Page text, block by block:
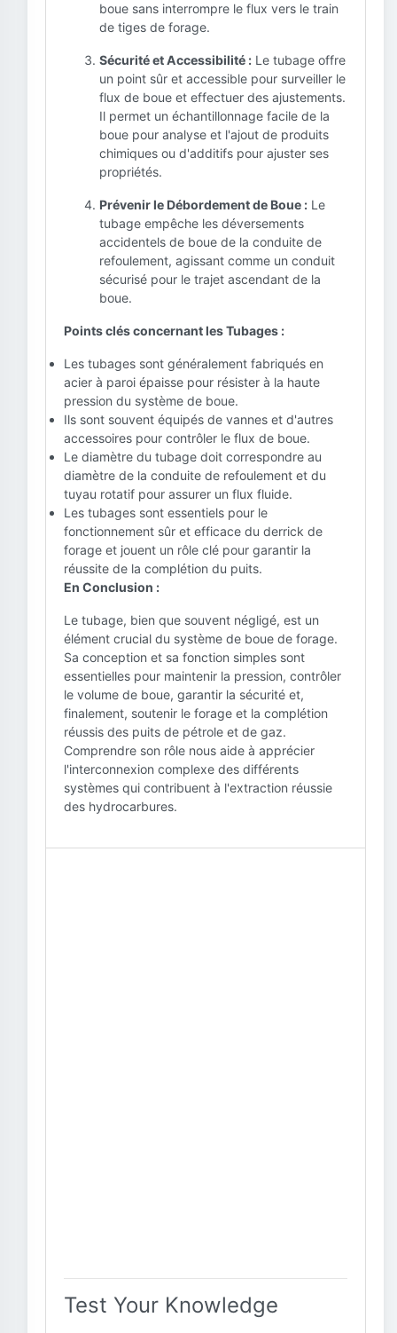
boue sans interrompre le flux vers le train
de tiges de forage.
Sécurité et Accessibilité : Le tubage offre
un point sûr et accessible pour surveiller le
flux de boue et effectuer des ajustements.
Il permet un échantillonnage facile de la
boue pour analyse et l'ajout de produits
chimiques ou d'additifs pour ajuster ses
propriétés.
Prévenir le Débordement de Boue : Le
tubage empêche les déversements
accidentels de boue de la conduite de
refoulement, agissant comme un conduit
sécurisé pour le trajet ascendant de la
boue.
Points clés concernant les Tubages :
Les tubages sont généralement fabriqués en
acier à paroi épaisse pour résister à la haute
pression du système de boue.
Ils sont souvent équipés de vannes et d'autres
accessoires pour contrôler le flux de boue.
Le diamètre du tubage doit correspondre au
diamètre de la conduite de refoulement et du
tuyau rotatif pour assurer un flux fluide.
Les tubages sont essentiels pour le
fonctionnement sûr et efficace du derrick de
forage et jouent un rôle clé pour garantir la
réussite de la complétion du puits.
En Conclusion :
Le tubage, bien que souvent négligé, est un
élément crucial du système de boue de forage.
Sa conception et sa fonction simples sont
essentielles pour maintenir la pression, contrôler
le volume de boue, garantir la sécurité et,
finalement, soutenir le forage et la complétion
réussis des puits de pétrole et de gaz.
Comprendre son rôle nous aide à apprécier
l'interconnexion complexe des différents
systèmes qui contribuent à l'extraction réussie
des hydrocarbures.
Test Your Knowledge